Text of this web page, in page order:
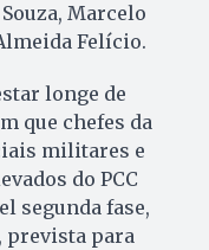
Marcelo
Felício.
longe de
que chefes da
militares e
do PCC
segunda fase,
prevista para